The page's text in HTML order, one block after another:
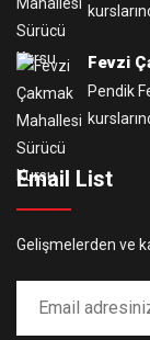
Fevzi
Pendik
Email List
Gelişmelerden ve